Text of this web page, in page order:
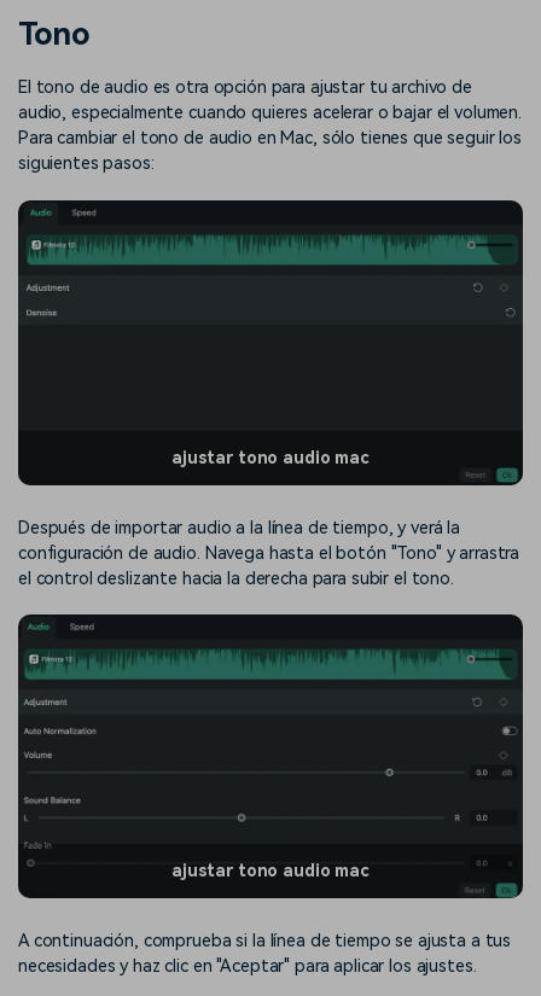
Inspírate con Filmora
usuarios crean con Filmora
trucos, queremos ayudarte a
crecer e inspirar tu próximo
video
Centro de creadores
Muestra tu creatividad sin
límites con el Centro de
creadores
Plantillas en español
Explora las plantillas de video
Afíliate
Consigue una afiliación a
nivel empresarial
Conocimiento
Tono
El tono de audio es otra opción para ajustar tu archivo de
audio, especialmente cuando quieres acelerar o bajar el volumen.
Para cambiar el tono de audio en Mac, sólo tienes que seguir los
siguientes pasos:
ajustar tono audio mac
Después de importar audio a la línea de tiempo, y verá la
configuración de audio. Navega hasta el botón "Tono" y arrastra
el control deslizante hacia la derecha para subir el tono.
ajustar tono audio mac
A continuación, comprueba si la línea de tiempo se ajusta a tus
necesidades y haz clic en "Aceptar" para aplicar los ajustes.